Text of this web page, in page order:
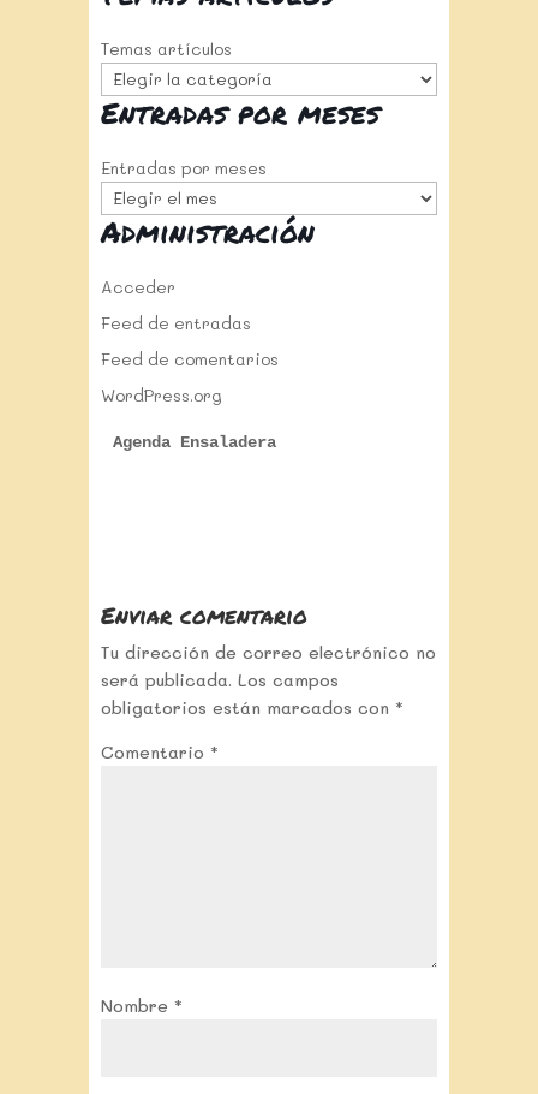
Temas artículos
Entradas por meses
Entradas por meses
Administración
Acceder
Feed de entradas
Feed de comentarios
WordPress.org
Agenda Ensaladera
Enviar comentario
Tu dirección de correo electrónico no
será publicada. Los campos
obligatorios están marcados con *
Comentario *
Nombre *